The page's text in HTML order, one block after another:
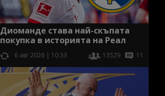
Диоманде става най-скъпата
покупка в историята на Реал
6 авг 2026 | 10:33 13529 11